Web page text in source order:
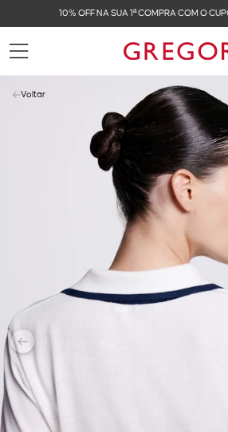
FRETE GRÁTIS NAS COMPRAS
Voltar